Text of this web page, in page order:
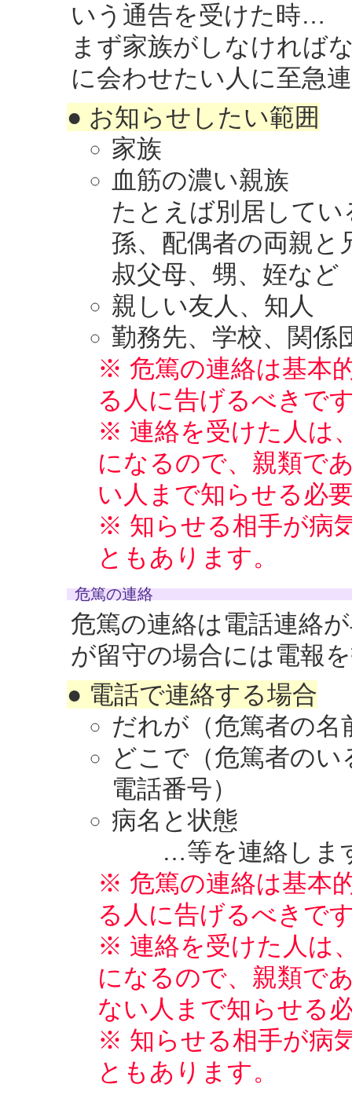
いう通告を受けた時…
まず家族がしなければ
に会わせたい人に至急
● お知らせしたい範囲
家族
血筋の濃い親族
たとえば別居してい
孫、配偶者の両親と
叔父母、甥、姪など
親しい友人、知人
勤務先、学校、関係
※ 危篤の連絡は基本
る人に告げるべきで
※ 連絡を受けた人は
になるので、親類で
い人まで知らせる必
※ 知らせる相手が病
ともあります。
危篤の連絡
危篤の連絡は電話連絡
が留守の場合には電報
● 電話で連絡する場合
だれが（危篤者の名
どこで（危篤者の
電話番号）
病名と状態
…等を連絡しま
※ 危篤の連絡は基本
る人に告げるべきで
※ 連絡を受けた人は
になるので、親類で
ない人まで知らせる
※ 知らせる相手が病
ともあります。